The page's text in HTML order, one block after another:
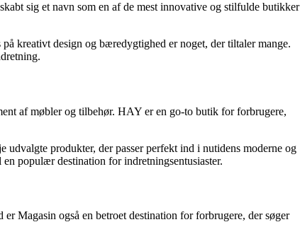
sig et navn som en af de mest innovative og stilfulde butikker
kreativt design og bæredygtighed er noget, der tiltaler mange.
af møbler og tilbehør. HAY er en go-to butik for forbrugere,
produkter, der passer perfekt ind i nutidens moderne og
populær destination for indretningsentusiaster.
Magasin også en betroet destination for forbrugere, der søger